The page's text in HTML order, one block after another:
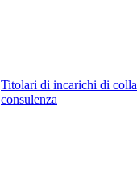
Titolari di incarichi di
consulenza